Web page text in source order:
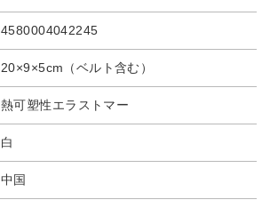
4580004042245
20×9×5cm（ベルト含む）
熱可塑性エラストマー
白
中国